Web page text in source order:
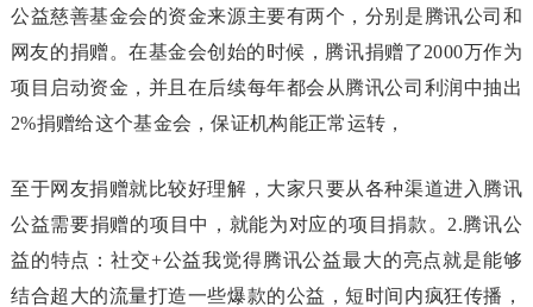
公益慈善基金会的资金来源主要有两个，分别是腾讯公司和
网友的捐赠。在基金会创始的时候，腾讯捐赠了2000万作为
项目启动资金，并且在后续每年都会从腾讯公司利润中抽出
2%捐赠给这个基金会，保证机构能正常运转，
至于网友捐赠就比较好理解，大家只要从各种渠道进入腾讯
公益需要捐赠的项目中，就能为对应的项目捐款。2.腾讯公
益的特点：社交+公益我觉得腾讯公益最大的亮点就是能够
结合超大的流量打造一些爆款的公益，短时间内疯狂传播，